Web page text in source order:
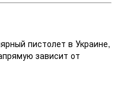
пистолет в Украине,
зависит от